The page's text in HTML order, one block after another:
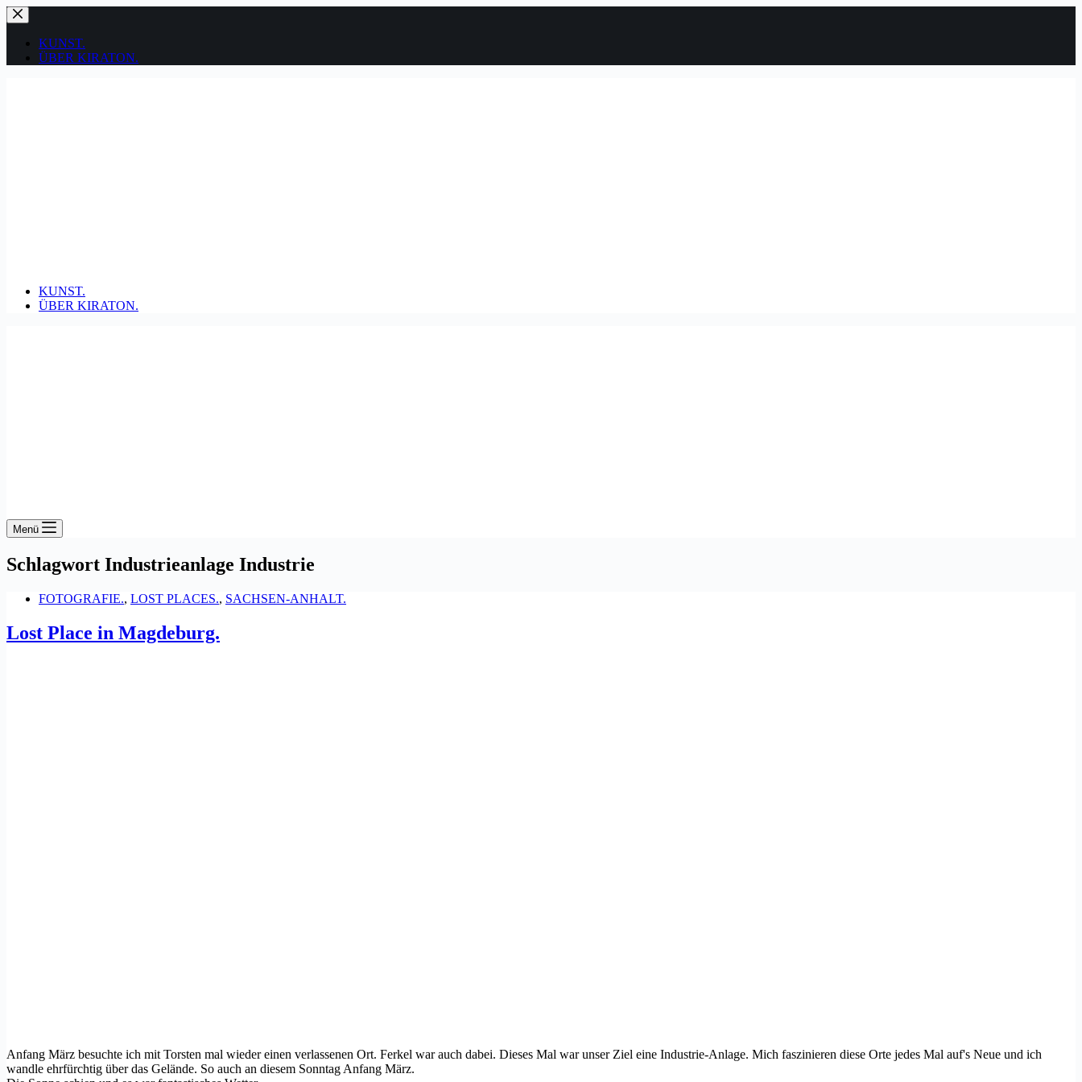
Zum
Inhalt
springenKUNST.
ÜBER KIRATON.
KUNST.
ÜBER KIRATON.
Menü
Schlagwort Industrieanlage Industrie
FOTOGRAFIE., LOST PLACES., SACHSEN-ANHALT.
Lost Place in Magdeburg.
Anfang März besuchte ich mit Torsten mal wieder einen verlassenen Ort. Ferkel war auch dabei. Dieses Mal war unser Ziel eine Industrie-Anlage. Mich faszinieren diese Orte jedes Mal auf's Neue und ich
wandle ehrfürchtig über das Gelände. So auch an diesem Sonntag Anfang März.